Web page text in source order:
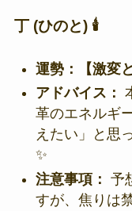
丁 (ひのと) 🕯️
運勢：【激変
アドバイス：
革のエネルギ
えたい」と思
✨
注意事項： 予
すが、焦りは